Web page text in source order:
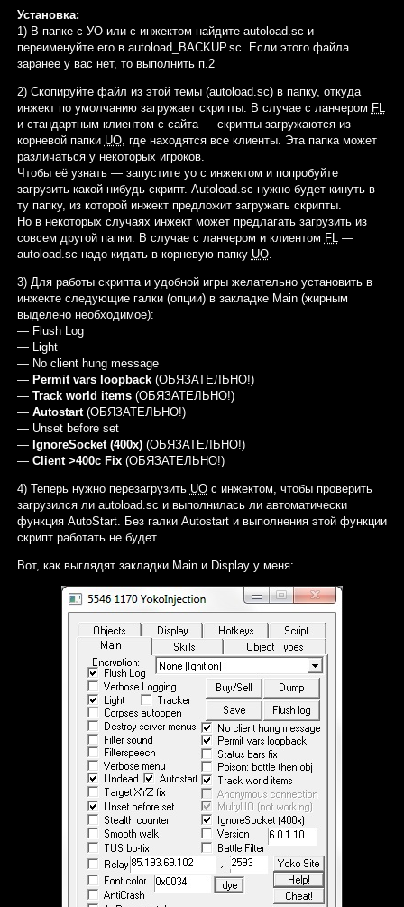
Установка:
1) В папке с УО или с инжектом найдите autoload.sc и
переименуйте его в autoload_BACKUP.sc. Если этого файла
заранее у вас нет, то выполнить п.2
2) Скопируйте файл из этой темы (autoload.sc) в папку, откуда
инжект по умолчанию загружает скрипты. В случае с ланчером FL
и стандартным клиентом с сайта — скрипты загружаются из
корневой папки UO, где находятся все клиенты. Эта папка может
различаться у некоторых игроков.
Чтобы её узнать — запустите уо с инжектом и попробуйте
загрузить какой-нибудь скрипт. Autoload.sc нужно будет кинуть в
ту папку, из которой инжект предложит загружать скрипты.
Но в некоторых случаях инжект может предлагать загрузить из
совсем другой папки. В случае с ланчером и клиентом FL —
autoload.sc надо кидать в корневую папку UO.
3) Для работы скрипта и удобной игры желательно установить в
инжекте следующие галки (опции) в закладке Main (жирным
выделено необходимое):
— Flush Log
— Light
— No client hung message
— Permit vars loopback(ОБЯЗАТЕЛЬНО!)
— Track world items(ОБЯЗАТЕЛЬНО!)
— Autostart(ОБЯЗАТЕЛЬНО!)
— Unset before set
— IgnoreSocket (400x)(ОБЯЗАТЕЛЬНО!)
— Client >400c Fix(ОБЯЗАТЕЛЬНО!)
4) Теперь нужно перезагрузить UOс инжектом, чтобы проверить
загрузился ли autoload.sc и выполнилась ли автоматически
функция AutoStart. Без галки Autostart и выполнения этой функции
скрипт работать не будет.
Вот, как выглядят закладки Main и Display у меня: